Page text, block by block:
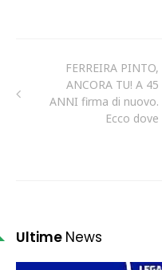
FERREIRA PINTO,
ANCORA TU! A 45
ANNI firma di nuovo.
Ecco dove
Ultime News